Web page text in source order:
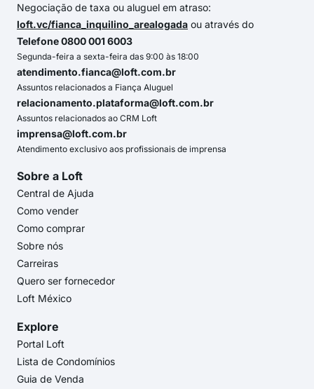
Negociação de taxa ou aluguel em atraso:
loft.vc/fianca_inquilino_arealogada ou através do
Telefone 0800 001 6003
Segunda-feira a sexta-feira das 9:00 às 18:00
atendimento.fianca@loft.com.br
Assuntos relacionados a Fiança Aluguel
relacionamento.plataforma@loft.com.br
Assuntos relacionados ao CRM Loft
imprensa@loft.com.br
Atendimento exclusivo aos profissionais de imprensa
Sobre a Loft
Central de Ajuda
Como vender
Como comprar
Sobre nós
Carreiras
Quero ser fornecedor
Loft México
Explore
Portal Loft
Lista de Condomínios
Guia de Venda